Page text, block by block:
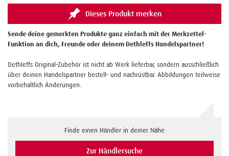
Dieses Produkt merken
Sende deine gemerkten Produkte ganz einfach mit der Merkzettel-
Funktion an dich, Freunde oder deinem Dethleffs Handelspartner!
Dethleffs Original-Zubehör ist nicht ab Werk lieferbar, sondern ausschließlich
über deinen Handelspartner bestell- und nachrüstbar. Abbildungen teilweise
vorbehaltlich Änderungen.
Finde einen Händler in deiner Nähe
Zur Händlersuche